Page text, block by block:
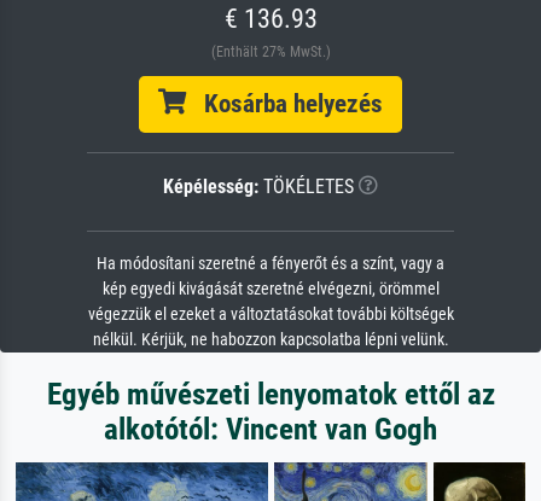
€ 136.93
(Enthält 27% MwSt.)
Kosárba helyezés
Képélesség: TÖKÉLETES
Ha módosítani szeretné a fényerőt és a színt, vagy a
kép egyedi kivágását szeretné elvégezni, örömmel
végezzük el ezeket a változtatásokat további költségek
nélkül. Kérjük, ne habozzon kapcsolatba lépni velünk.
Egyéb művészeti lenyomatok ettől az
alkotótól: Vincent van Gogh